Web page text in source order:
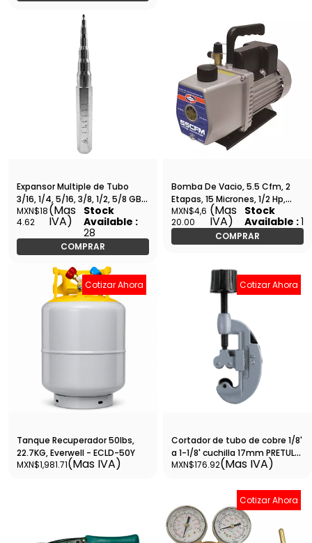
Expansor Multiple de Tubo
3/16, 1/4, 5/16, 3/8, 1/2, 5/8 GB -
FT-306
MXN$18
4.62
(Mas
IVA)
Stock
Available :
28
COMPRAR
Bomba De Vacio, 5.5 Cfm, 2
Etapas, 15 Micrones, 1/2 Hp,
110V/60 Hz Uniweld - U5VP2
MXN$4,6
20.00
(Mas
IVA)
Stock
Available :1
COMPRAR
Cotizar Ahora
Tanque Recuperador 50lbs,
22.7KG, Everwell - ECLD-50Y
MXN$1,981.71(Mas IVA)
Cotizar Ahora
Cortador de tubo de cobre 1/8'
a 1-1/8' cuchilla 17mm PRETUL-
COT-P / 20960
MXN$176.92(Mas IVA)
Cotizar Ahora